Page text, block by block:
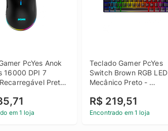
PcYes Anok
16000 DPI 7
Preto
em 1 loja
Teclado Gamer PcYes
Switch Brown RGB LED
Mecânico Preto -
R$ 219,51
Encontrado em 1 loja